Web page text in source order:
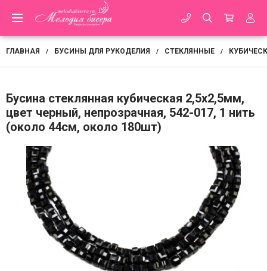
ГЛАВНАЯ / БУСИНЫ ДЛЯ РУКОДЕЛИЯ / СТЕКЛЯННЫЕ /
Бусина стеклянная кубическая 2,5х2,5мм,
цвет черный, непрозрачная, 542-017, 1 нить
(около 44см, около 180шт)